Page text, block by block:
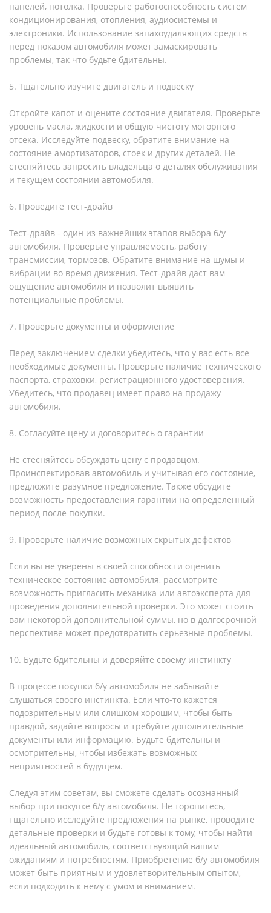
панелей, потолка. Проверьте работоспособность систем
кондиционирования, отопления, аудиосистемы и
электроники. Использование запахоудаляющих средств
перед показом автомобиля может замаскировать
проблемы, так что будьте бдительны.
5. Тщательно изучите двигатель и подвеску
Откройте капот и оцените состояние двигателя. Проверьте
уровень масла, жидкости и общую чистоту моторного
отсека. Исследуйте подвеску, обратите внимание на
состояние амортизаторов, стоек и других деталей. Не
стесняйтесь запросить владельца о деталях обслуживания
и текущем состоянии автомобиля.
6. Проведите тест-драйв
Тест-драйв - один из важнейших этапов выбора б/у
автомобиля. Проверьте управляемость, работу
трансмиссии, тормозов. Обратите внимание на шумы и
вибрации во время движения. Тест-драйв даст вам
ощущение автомобиля и позволит выявить
потенциальные проблемы.
7. Проверьте документы и оформление
Перед заключением сделки убедитесь, что у вас есть все
необходимые документы. Проверьте наличие технического
паспорта, страховки, регистрационного удостоверения.
Убедитесь, что продавец имеет право на продажу
автомобиля.
8. Согласуйте цену и договоритесь о гарантии
Не стесняйтесь обсуждать цену с продавцом.
Проинспектировав автомобиль и учитывая его состояние,
предложите разумное предложение. Также обсудите
возможность предоставления гарантии на определенный
период после покупки.
9. Проверьте наличие возможных скрытых дефектов
Если вы не уверены в своей способности оценить
техническое состояние автомобиля, рассмотрите
возможность пригласить механика или автоэксперта для
проведения дополнительной проверки. Это может стоить
вам некоторой дополнительной суммы, но в долгосрочной
перспективе может предотвратить серьезные проблемы.
10. Будьте бдительны и доверяйте своему инстинкту
В процессе покупки б/у автомобиля не забывайте
слушаться своего инстинкта. Если что-то кажется
подозрительным или слишком хорошим, чтобы быть
правдой, задайте вопросы и требуйте дополнительные
документы или информацию. Будьте бдительны и
осмотрительны, чтобы избежать возможных
неприятностей в будущем.
Следуя этим советам, вы сможете сделать осознанный
выбор при покупке б/у автомобиля. Не торопитесь,
тщательно исследуйте предложения на рынке, проводите
детальные проверки и будьте готовы к тому, чтобы найти
идеальный автомобиль, соответствующий вашим
ожиданиям и потребностям. Приобретение б/у автомобиля
может быть приятным и удовлетворительным опытом,
если подходить к нему с умом и вниманием.